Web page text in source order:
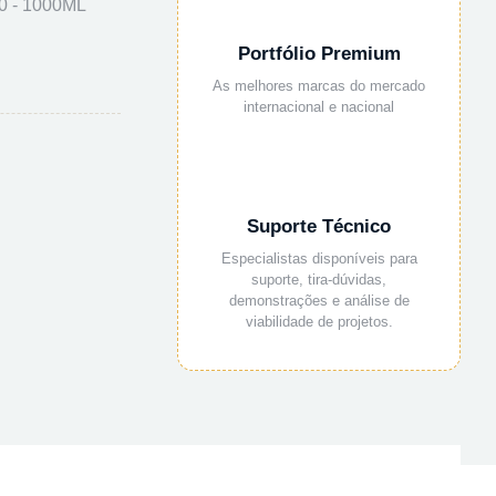
- 1000ML
Portfólio Premium
As melhores marcas do mercado
internacional e nacional
Suporte Técnico
Especialistas disponíveis para
suporte, tira-dúvidas,
demonstrações e análise de
viabilidade de projetos.